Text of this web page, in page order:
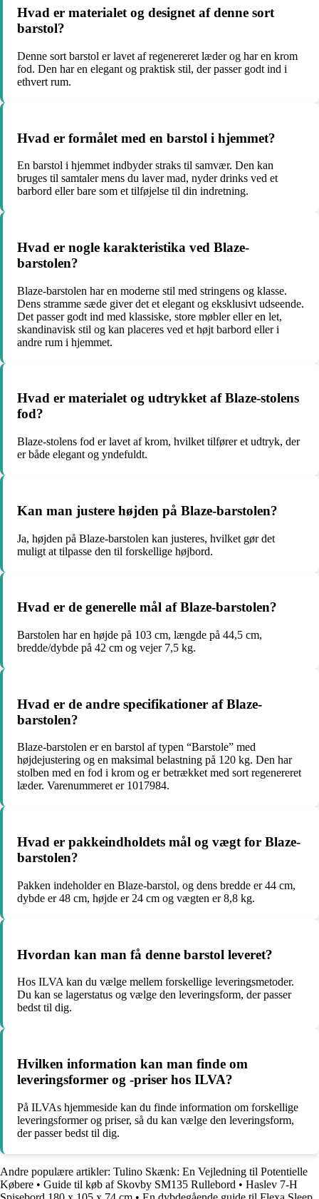
Hvad er materialet og designet af denne sort
barstol?
Denne sort barstol er lavet af regenereret læder og har en krom
fod. Den har en elegant og praktisk stil, der passer godt ind i
ethvert rum.
Hvad er formålet med en barstol i hjemmet?
En barstol i hjemmet indbyder straks til samvær. Den kan
bruges til samtaler mens du laver mad, nyder drinks ved et
barbord eller bare som et tilføjelse til din indretning.
Hvad er nogle karakteristika ved Blaze-
barstolen?
Blaze-barstolen har en moderne stil med stringens og klasse.
Dens stramme sæde giver det et elegant og eksklusivt udseende.
Det passer godt ind med klassiske, store møbler eller en let,
skandinavisk stil og kan placeres ved et højt barbord eller i
andre rum i hjemmet.
Hvad er materialet og udtrykket af Blaze-stolens
fod?
Blaze-stolens fod er lavet af krom, hvilket tilfører et udtryk, der
er både elegant og yndefuldt.
Kan man justere højden på Blaze-barstolen?
Ja, højden på Blaze-barstolen kan justeres, hvilket gør det
muligt at tilpasse den til forskellige højbord.
Hvad er de generelle mål af Blaze-barstolen?
Barstolen har en højde på 103 cm, længde på 44,5 cm,
bredde/dybde på 42 cm og vejer 7,5 kg.
Hvad er de andre specifikationer af Blaze-
barstolen?
Blaze-barstolen er en barstol af typen “Barstole” med
højdejustering og en maksimal belastning på 120 kg. Den har
stolben med en fod i krom og er betrækket med sort regenereret
læder. Varenummeret er 1017984.
Hvad er pakkeindholdets mål og vægt for Blaze-
barstolen?
Pakken indeholder en Blaze-barstol, og dens bredde er 44 cm,
dybde er 48 cm, højde er 24 cm og vægten er 8,8 kg.
Hvordan kan man få denne barstol leveret?
Hos ILVA kan du vælge mellem forskellige leveringsmetoder.
Du kan se lagerstatus og vælge den leveringsform, der passer
bedst til dig.
Hvilken information kan man finde om
leveringsformer og -priser hos ILVA?
På ILVAs hjemmeside kan du finde information om forskellige
leveringsformer og priser, så du kan vælge den leveringsform,
der passer bedst til dig.
Andre populære artikler: Tulino Skænk: En Vejledning til Potentielle
Købere • Guide til køb af Skovby SM135 Rullebord • Haslev 7-H